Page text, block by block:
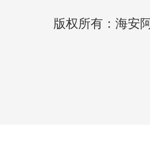
版权所有：海安